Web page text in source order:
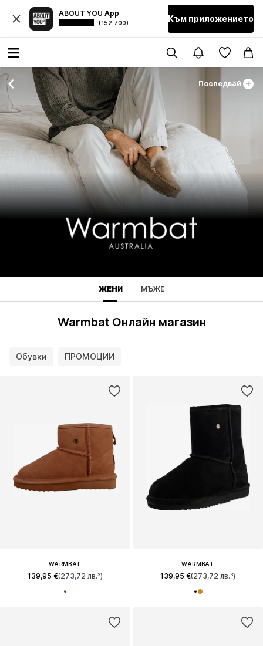
ABOUT YOU App
(152 700) Към приложението
Последвай
ЖЕНИ МЪЖЕ
Warmbat Онлайн магазин
Обувки ПРОМОЦИИ
WARMBAT
139,95 €(273,72 лв.³)
WARMBAT
139,95 €(273,72 лв.³)